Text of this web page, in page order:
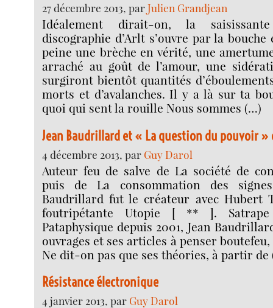
27 décembre 2013, parJulien Grandjean
Idéalement dirait-on, la
discographie d’Arlt s’ouvre par la
peine une brèche en vérité, une
arraché au goût de l’amour, une
surgiront bientôt quantités
morts et d’avalanches. Il y a là sur ta
quoi qui sent la rouille Nous sommes (…)
Jean Baudrillard et « La question du pouvoir »
4 décembre 2013, par Guy Darol
Auteur feu de salve de La société de
puis de La consommation des
Baudrillard fut le créateur avec Hubert
foutripétante Utopie [ ** ].
Pataphysique depuis 2001, Jean
ouvrages et ses articles à penser
Ne dit-on pas que ses théories, à partir
Résistance électronique
4 janvier 2013, par Guy Darol